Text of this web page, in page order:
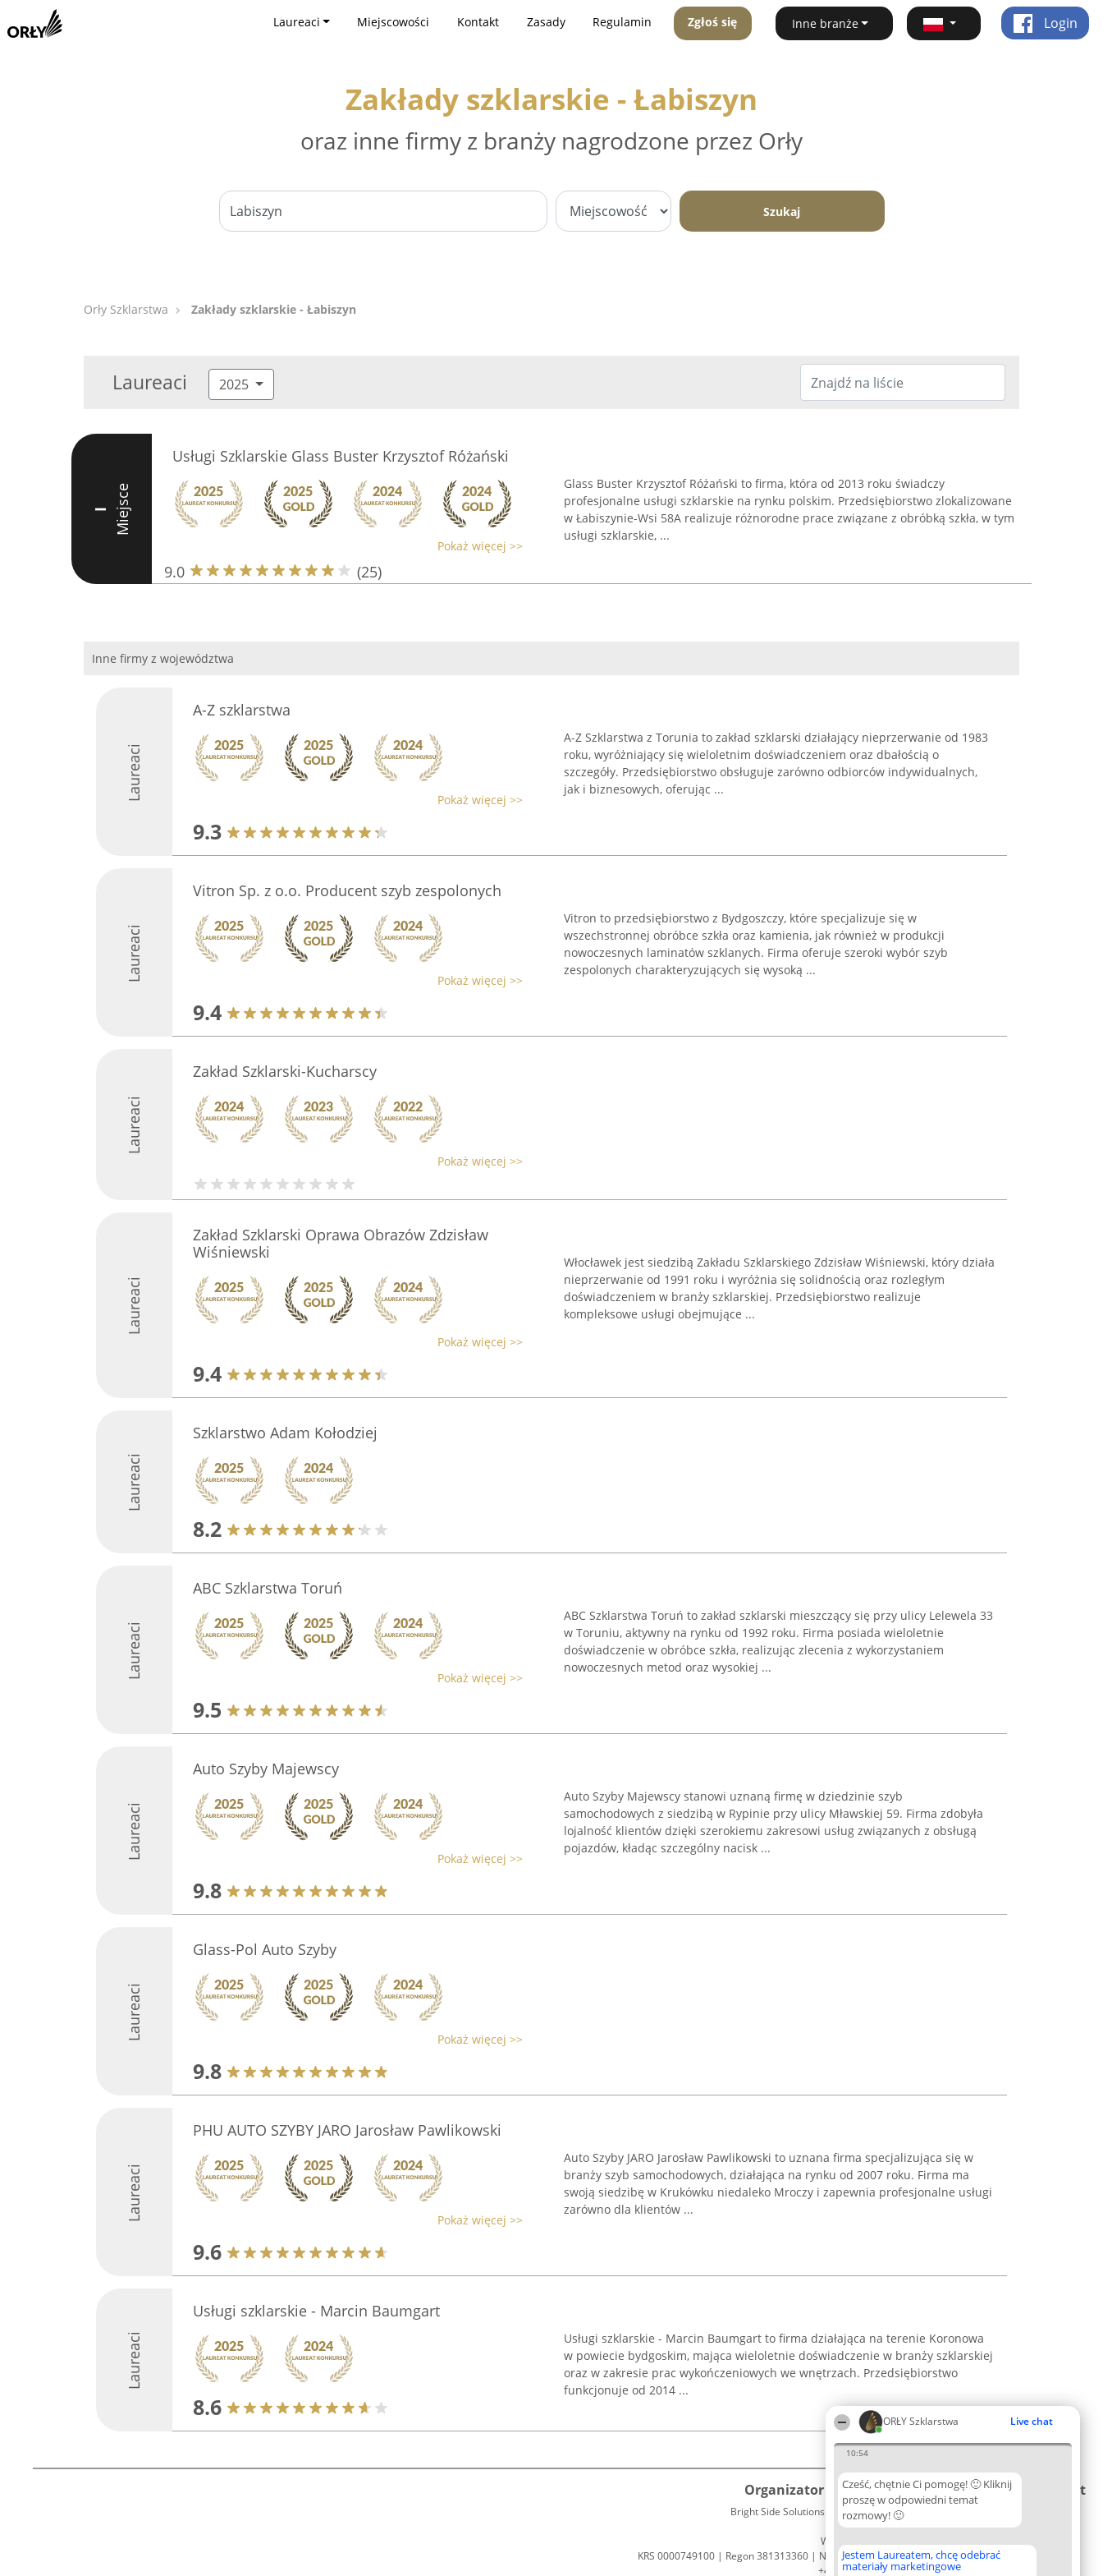
ORŁY Szklarstwa Live chat
10:54
Cześć, chętnie Ci pomogę! 🙂 Kliknij
proszę w odpowiedni temat
rozmowy! 🙂
Jestem Laureatem, chcę odebrać
materiały marketingowe
Laureaci Miejscowości Kontakt Zasady Regulamin Zgłoś się Inne branże Login
Zakłady szklarskie - Łabiszyn
oraz inne firmy z branży nagrodzone przez Orły
Szukaj
Orły Szklarstwa Zakłady szklarskie - Łabiszyn
Laureaci 2025
I Miejsce
Usługi Szklarskie Glass Buster Krzysztof Różański
Pokaż więcej >>
9.0 (25)
Glass Buster Krzysztof Różański to firma, która od 2013 roku świadczy
profesjonalne usługi szklarskie na rynku polskim. Przedsiębiorstwo zlokalizowane
w Łabiszynie-Wsi 58A realizuje różnorodne prace związane z obróbką szkła, w tym
usługi szklarskie, ...
Inne firmy z województwa
Laureaci
A-Z szklarstwa
Pokaż więcej >>
9.3
A-Z Szklarstwa z Torunia to zakład szklarski działający nieprzerwanie od 1983
roku, wyróżniający się wieloletnim doświadczeniem oraz dbałością o
szczegóły. Przedsiębiorstwo obsługuje zarówno odbiorców indywidualnych,
jak i biznesowych, oferując ...
Laureaci
Vitron Sp. z o.o. Producent szyb zespolonych
Pokaż więcej >>
9.4
Vitron to przedsiębiorstwo z Bydgoszczy, które specjalizuje się w
wszechstronnej obróbce szkła oraz kamienia, jak również w produkcji
nowoczesnych laminatów szklanych. Firma oferuje szeroki wybór szyb
zespolonych charakteryzujących się wysoką ...
Laureaci
Zakład Szklarski-Kucharscy
Pokaż więcej >>
Laureaci
Zakład Szklarski Oprawa Obrazów Zdzisław
Wiśniewski
Pokaż więcej >>
9.4
Włocławek jest siedzibą Zakładu Szklarskiego Zdzisław Wiśniewski, który działa
nieprzerwanie od 1991 roku i wyróżnia się solidnością oraz rozległym
doświadczeniem w branży szklarskiej. Przedsiębiorstwo realizuje
kompleksowe usługi obejmujące ...
Laureaci
Szklarstwo Adam Kołodziej
8.2
Laureaci
ABC Szklarstwa Toruń
Pokaż więcej >>
9.5
ABC Szklarstwa Toruń to zakład szklarski mieszczący się przy ulicy Lelewela 33
w Toruniu, aktywny na rynku od 1992 roku. Firma posiada wieloletnie
doświadczenie w obróbce szkła, realizując zlecenia z wykorzystaniem
nowoczesnych metod oraz wysokiej ...
Laureaci
Auto Szyby Majewscy
Pokaż więcej >>
9.8
Auto Szyby Majewscy stanowi uznaną firmę w dziedzinie szyb
samochodowych z siedzibą w Rypinie przy ulicy Mławskiej 59. Firma zdobyła
lojalność klientów dzięki szerokiemu zakresowi usług związanych z obsługą
pojazdów, kładąc szczególny nacisk ...
Laureaci
Glass-Pol Auto Szyby
Pokaż więcej >>
9.8
Laureaci
PHU AUTO SZYBY JARO Jarosław Pawlikowski
Pokaż więcej >>
9.6
Auto Szyby JARO Jarosław Pawlikowski to uznana firma specjalizująca się w
branży szyb samochodowych, działająca na rynku od 2007 roku. Firma ma
swoją siedzibę w Krukówku niedaleko Mroczy i zapewnia profesjonalne usługi
zarówno dla klientów ...
Laureaci
Usługi szklarskie - Marcin Baumgart
8.6
Usługi szklarskie - Marcin Baumgart to firma działająca na terenie Koronowa
w powiecie bydgoskim, mająca wieloletnie doświadczenie w branży szklarskiej
oraz w zakresie prac wykończeniowych we wnętrzach. Przedsiębiorstwo
funkcjonuje od 2014 ...
Organizator plebiscytu
Bright Side Solutions sp. z o. o. sp. k.
ul. Ruska 22
Wrocław 50-079
KRS 0000749100 | Regon 381313360 | NIP 8943132676
+48 508 492 400
Plebiscyt
Lista
Laureatów
Zasady
Kontakt